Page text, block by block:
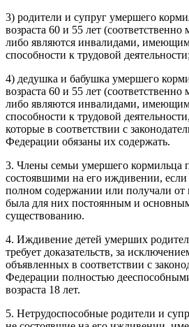
3) родители и супруг умершего
возраста 60 и 55 лет
либо являются инвалидами,
способности к трудовой деятельности;
4) дедушка и бабушка умершего
возраста 60 и 55 лет
либо являются инвалидами,
способности к трудовой
которые в соответствии с
Федерации обязаны их содержать.
3. Члены семьи умершего кормильца
состоявшими на его иждивении, если
полном содержании или получали от
была для них постоянным и
существованию.
4. Иждивение детей умерших
требует доказательств, за
объявленных в соответствии с
Федерации полностью
возраста 18 лет.
5. Нетрудоспособные родители и